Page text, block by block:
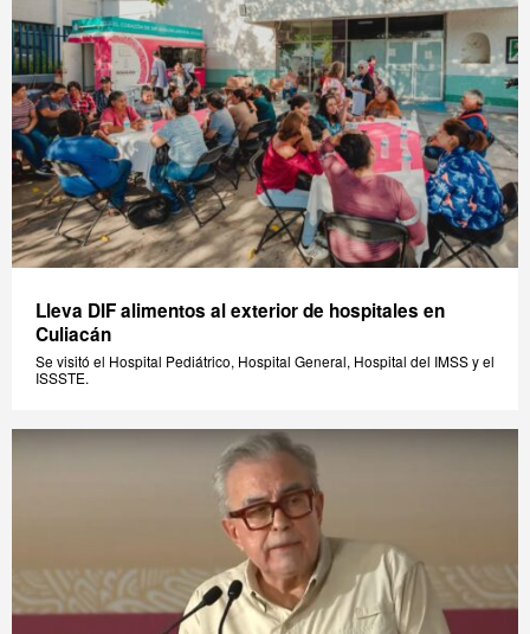
Lleva DIF alimentos al exterior de hospitales en
Culiacán
Se visitó el Hospital Pediátrico, Hospital General, Hospital del IMSS y el
ISSSTE.